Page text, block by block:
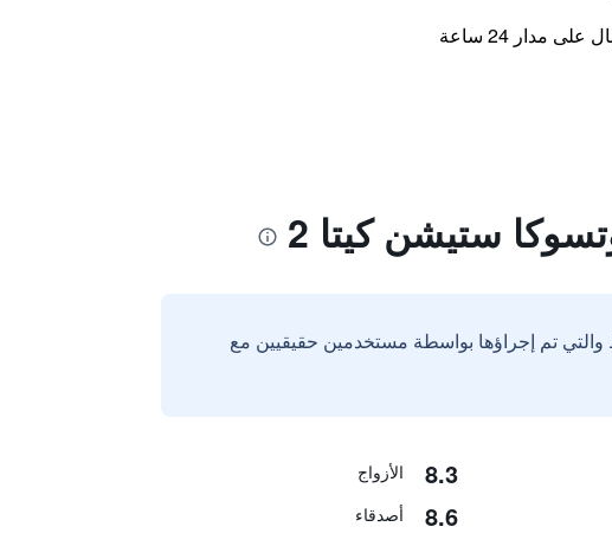
مدار 24 ساعة
ستيشن كيتا 2
تم إجراؤها بواسطة مستخدمين حقيقيين مع
8.3 الأزواج
8.6 أصدقاء